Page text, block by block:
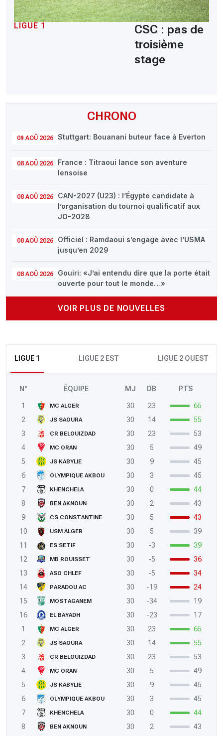
CHRONO
09 AOÛ 2026 Stuttgart: Bouanani buteur face à Everton
08 AOÛ 2026
France : Titraoui lance son aventure
lensoise
08 AOÛ 2026
CAN-2027 (U23) : l’Égypte candidate à
l’organisation du tournoi qualificatif aux
JO-2028
08 AOÛ 2026
Officiel : Ramdaoui s’engage avec l’USMA
jusqu’en 2029
08 AOÛ 2026
Gouiri: «J’ai entendu dire que la porte était
ouverte pour tout le monde…»
VOIR PLUS DE NOUVELLES
LIGUE 1 LIGUE 2 EST LIGUE 2 OUEST
N° ÉQUIPE MJ DB PTS
1 MC ALGER 30 23
65
2
JS SAOURA 30 14
55
3
CR BELOUIZDAD 30 23
53
4
MC ORAN 30 5
49
5
JS KABYLIE 30 9
45
6
OLYMPIQUE AKBOU 30 3
45
7
KHENCHELA 30 0
44
8
BEN AKNOUN 30 2
43
9
CS CONSTANTINE 30 5
43
10
USM ALGER 30 5
39
11
ES SETIF 30 -3
39
12
MB ROUISSET 30 -5
36
13
ASO CHLEF 30 -5
34
14
PARADOU AC 30 -19
24
15
MOSTAGANEM 30 -34
19
16
EL BAYADH 30 -23
17
1
MC ALGER 30 23
65
2
JS SAOURA 30 14
55
3
CR BELOUIZDAD 30 23
53
4
MC ORAN 30 5
49
5
JS KABYLIE 30 9
45
6
OLYMPIQUE AKBOU 30 3
45
7
KHENCHELA 30 0
44
8
BEN AKNOUN 30 2
43
LIGUE 1
CSC : pas de
troisième
stage